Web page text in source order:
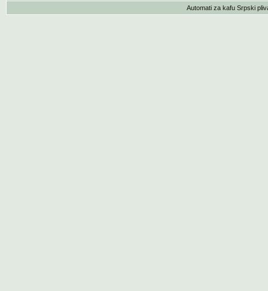
Automati za kafu Srpski